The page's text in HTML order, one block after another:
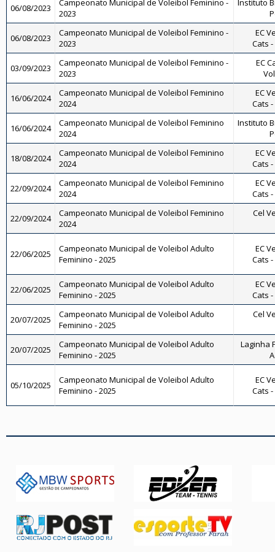
06/08/2023
Campeonato Municipal de Voleibol Feminino -
2023
Instituto
06/08/2023
Campeonato Municipal de Voleibol Feminino -
2023
EC
Cats
03/09/2023
Campeonato Municipal de Voleibol Feminino -
2023
EC
16/06/2024
Campeonato Municipal de Voleibol Feminino
2024
EC
Cats
16/06/2024
Campeonato Municipal de Voleibol Feminino
2024
Instituto
18/08/2024
Campeonato Municipal de Voleibol Feminino
2024
EC
Cats
22/09/2024
Campeonato Municipal de Voleibol Feminino
2024
EC
Cats
22/09/2024
Campeonato Municipal de Voleibol Feminino
2024
Cel
22/06/2025
Campeonato Municipal de Voleibol Adulto
Feminino - 2025
EC
Cats
22/06/2025
Campeonato Municipal de Voleibol Adulto
Feminino - 2025
EC
Cats
20/07/2025
Campeonato Municipal de Voleibol Adulto
Feminino - 2025
Cel
20/07/2025
Campeonato Municipal de Voleibol Adulto
Feminino - 2025
Laginha
05/10/2025
Campeonato Municipal de Voleibol Adulto
Feminino - 2025
EC
Cats